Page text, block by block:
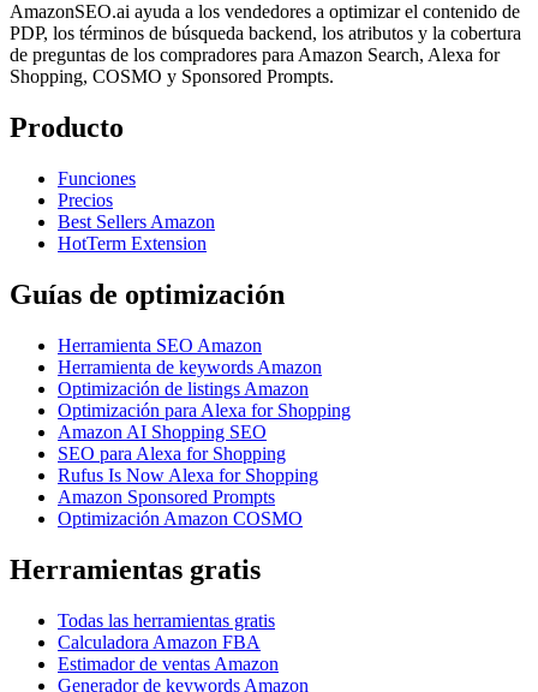
AmazonSEO.ai ayuda a los vendedores a optimizar el contenido de
PDP, los términos de búsqueda backend, los atributos y la cobertura
de preguntas de los compradores para Amazon Search, Alexa for
Shopping, COSMO y Sponsored Prompts.
Producto
Funciones
Precios
Best Sellers Amazon
HotTerm Extension
Guías de optimización
Herramienta SEO Amazon
Herramienta de keywords Amazon
Optimización de listings Amazon
Optimización para Alexa for Shopping
Amazon AI Shopping SEO
SEO para Alexa for Shopping
Rufus Is Now Alexa for Shopping
Amazon Sponsored Prompts
Optimización Amazon COSMO
Herramientas gratis
Todas las herramientas gratis
Calculadora Amazon FBA
Estimador de ventas Amazon
Generador de keywords Amazon